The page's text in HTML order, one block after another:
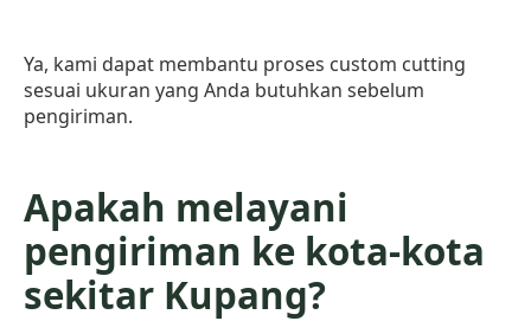
Ya, kami dapat membantu proses custom cutting
sesuai ukuran yang Anda butuhkan sebelum
pengiriman.
Apakah melayani
pengiriman ke kota-kota
sekitar Kupang?